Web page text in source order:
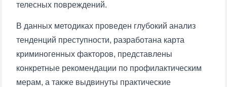
телесных повреждений.
В данных методиках проведен глубокий анализ
тенденций преступности, разработана карта
криминогенных факторов, представлены
конкретные рекомендации по профилактическим
мерам, а также выдвинуты практические